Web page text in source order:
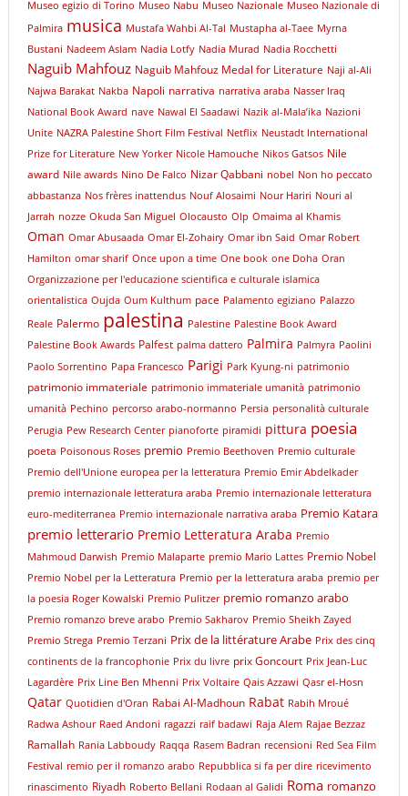
Museo egizio di Torino Museo Nabu Museo Nazionale Museo Nazionale di
Palmira musica Mustafa Wahbi Al-Tal Mustapha al-Taee Myrna
Bustani Nadeem Aslam Nadia Lotfy Nadia Murad Nadia Rocchetti
Naguib Mahfouz Naguib Mahfouz Medal for Literature Naji al-Ali
Najwa Barakat Nakba Napoli narrativa narrativa araba Nasser Iraq
National Book Award nave Nawal El Saadawi Nazik al-Mala’ika Nazioni
Unite NAZRA Palestine Short Film Festival Netflix Neustadt International
Prize for Literature New Yorker Nicole Hamouche Nikos Gatsos Nile
award Nile awards Nino De Falco Nizar Qabbani nobel Non ho peccato
abbastanza Nos frères inattendus Nouf Alosaimi Nour Hariri Nouri al
Jarrah nozze Okuda San Miguel Olocausto Olp Omaima al Khamis
Oman Omar Abusaada Omar El-Zohairy Omar ibn Said Omar Robert
Hamilton omar sharif Once upon a time One book one Doha Oran
Organizzazione per l'educazione scientifica e culturale islamica
orientalistica Oujda Oum Kulthum pace Palamento egiziano Palazzo
Reale Palermo palestina Palestine Palestine Book Award
Palestine Book Awards Palfest palma dattero Palmira Palmyra Paolini
Paolo Sorrentino Papa Francesco Parigi Park Kyung-ni patrimonio
patrimonio immateriale patrimonio immateriale umanità patrimonio
umanità Pechino percorso arabo-normanno Persia personalità culturale
Perugia Pew Research Center pianoforte piramidi pittura poesia
poeta Poisonous Roses premio Premio Beethoven Premio culturale
Premio dell'Unione europea per la letteratura Premio Emir Abdelkader
premio internazionale letteratura araba Premio internazionale letteratura
euro-mediterranea Premio internazionale narrativa araba Premio Katara
premio letterario Premio Letteratura Araba Premio
Mahmoud Darwish Premio Malaparte premio Mario Lattes Premio Nobel
Premio Nobel per la Letteratura Premio per la letteratura araba premio per
la poesia Roger Kowalski Premio Pulitzer premio romanzo arabo
Premio romanzo breve arabo Premio Sakharov Premio Sheikh Zayed
Premio Strega Premio Terzani Prix de la littérature Arabe Prix des cinq
continents de la francophonie Prix du livre prix Goncourt Prix Jean-Luc
Lagardère Prix Line Ben Mhenni Prix Voltaire Qais Azzawi Qasr el-Hosn
Qatar Quotidien d'Oran Rabai Al-Madhoun Rabat Rabih Mroué
Radwa Ashour Raed Andoni ragazzi raif badawi Raja Alem Rajae Bezzaz
Ramallah Rania Labboudy Raqqa Rasem Badran recensioni Red Sea Film
Festival remio per il romanzo arabo Repubblica si fa per dire ricevimento
rinascimento Riyadh Roberto Bellani Rodaan al Galidi Roma romanzo